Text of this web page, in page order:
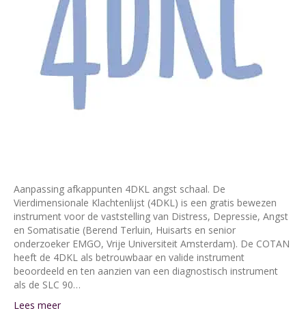
Aanpassing afkappunten 4DKL angst schaal. De
Vierdimensionale Klachtenlijst (4DKL) is een gratis bewezen
instrument voor de vaststelling van Distress, Depressie, Angst
en Somatisatie (Berend Terluin, Huisarts en senior
onderzoeker EMGO, Vrije Universiteit Amsterdam). De COTAN
heeft de 4DKL als betrouwbaar en valide instrument
beoordeeld en ten aanzien van een diagnostisch instrument
als de SLC 90…
Lees meer